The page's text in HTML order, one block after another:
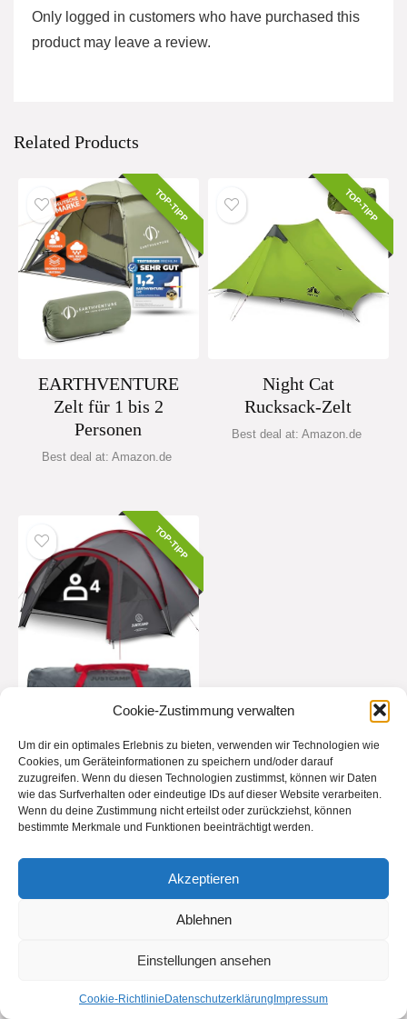
Cookie-Zustimmung verwalten
Um dir ein optimales Erlebnis zu bieten, verwenden wir Technologien wie
Cookies, um Geräteinformationen zu speichern und/oder darauf
zuzugreifen. Wenn du diesen Technologien zustimmst, können wir Daten
wie das Surfverhalten oder eindeutige IDs auf dieser Website verarbeiten.
Wenn du deine Zustimmung nicht erteilst oder zurückziehst, können
bestimmte Merkmale und Funktionen beeinträchtigt werden.
Akzeptieren
Ablehnen
Einstellungen ansehen
Cookie-Richtlinie Datenschutzerklärung Impressum
Only logged in customers who have purchased this
product may leave a review.
Related Products
TOP-TIPP
EARTHVENTURE
Zelt für 1 bis 2
Personen
Best deal at: Amazon.de
TOP-TIPP
Night Cat
Rucksack-Zelt
Best deal at: Amazon.de
TOP-TIPP
Justcamp Scott
Campingzelt für 4
Personen
Naturehike